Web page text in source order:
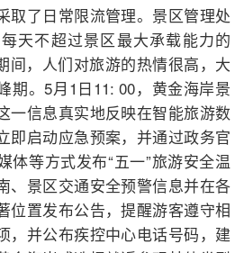
取了日常限流管理。景区管理处
天不超过景区最大承载能力的
间，人们对旅游的热情很高，大
期。5月1日11: 00，黄金海岸景
一信息真实地反映在智能旅游数
即启动应急预案，并通过政务官
体等方式发布“五一”旅游安全温
、景区交通安全预警信息并在各
位置发布公告，提醒游客遵守相
，并公布疾控中心电话号码，建